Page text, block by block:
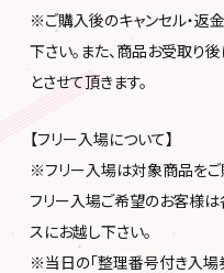
※ご購入後のキャンセル・返
下さい。また、商品お受取り
とさせて頂きます。
【フリー入場について】
※フリー入場は対象商品をご
フリー入場ご希望のお客様
スにお越し下さい。
※当日の「整理番号付き入場